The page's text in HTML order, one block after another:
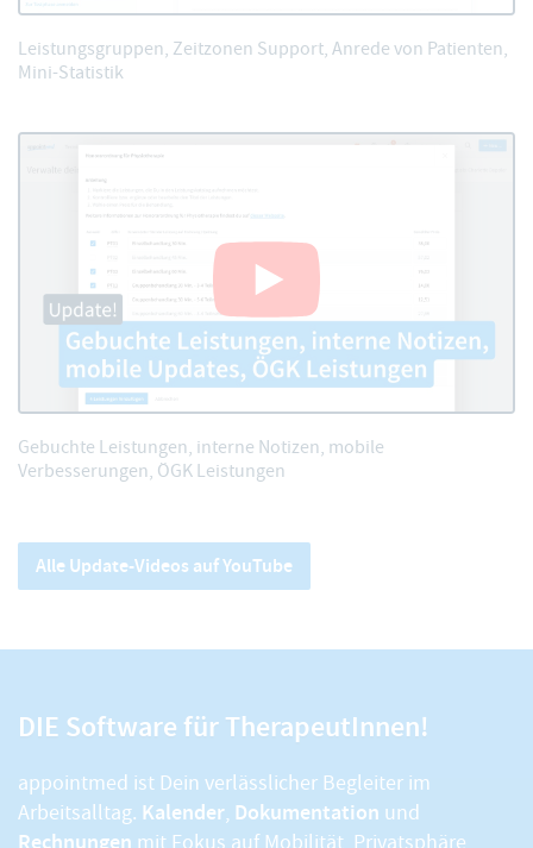
Leistungsgruppen, Zeitzonen Support, Anrede von Patienten,
Mini-Statistik
Gebuchte Leistungen, interne Notizen, mobile
Verbesserungen, ÖGK Leistungen
Alle Update-Videos auf YouTube
DIE Software für TherapeutInnen!
appointmed ist Dein verlässlicher Begleiter im
Arbeitsalltag. Kalender, Dokumentation und
Rechnungen mit Fokus auf Mobilität, Privatsphäre,